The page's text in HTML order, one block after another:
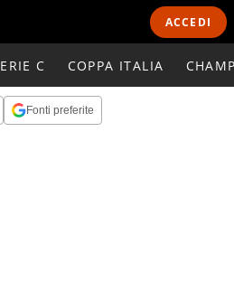
ACCEDI
C COPPA ITALIA
Fonti preferite